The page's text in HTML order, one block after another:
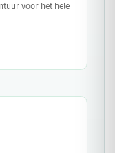
voor het hele